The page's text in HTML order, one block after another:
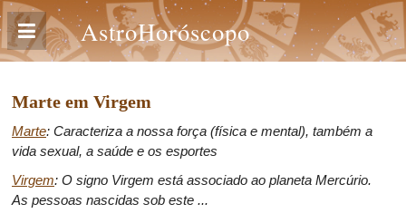
AstroHoróscopo
Marte em Virgem
Marte: Caracteriza a nossa força (física e mental), também a
vida sexual, a saúde e os esportes
Virgem: O signo Virgem está associado ao planeta Mercúrio.
As pessoas nascidas sob este ...